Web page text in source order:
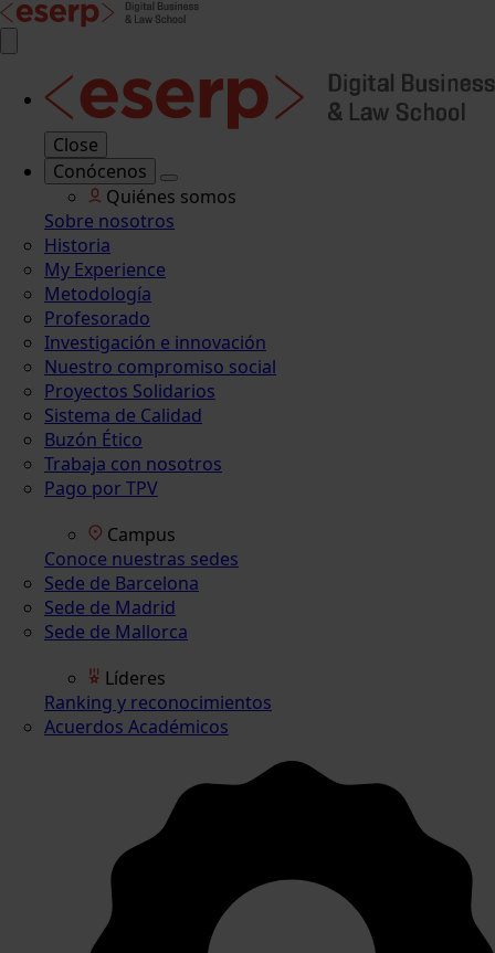
Close
Conócenos
Quiénes somos
Sobre nosotros
Historia
My Experience
Metodología
Profesorado
Investigación e innovación
Nuestro compromiso social
Proyectos Solidarios
Sistema de Calidad
Buzón Ético
Trabaja con nosotros
Pago por TPV
Campus
Conoce nuestras sedes
Sede de Barcelona
Sede de Madrid
Sede de Mallorca
Líderes
Ranking y reconocimientos
Acuerdos Académicos